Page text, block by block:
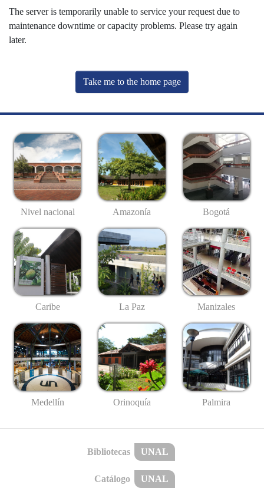
The server is temporarily unable to service your request due to
maintenance downtime or capacity problems. Please try again
later.
Take me to the home page
Nivel nacional Amazonía Bogotá
Caribe La Paz Manizales
Medellín Orinoquía Palmira
Bibliotecas UNAL
Catálogo UNAL